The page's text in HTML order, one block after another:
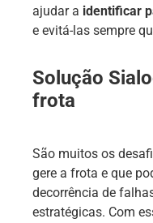
ajudar a identificar
e evitá-las sempre
Solução
frota
São muitos os
gere a frota e que
decorrência de
estratégicas. Com